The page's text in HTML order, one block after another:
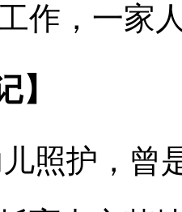
作，一家
】
照护，曾